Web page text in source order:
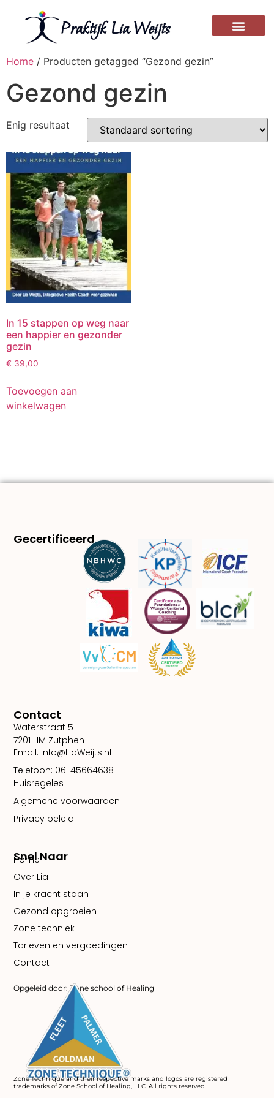
Home / Producten getagged “Gezond gezin”
Gezond gezin
Enig resultaat
In 15 stappen op weg naar
een happier en gezonder
gezin
€ 39,00
Toevoegen aan
winkelwagen
Snel Naar
Home
Over Lia
In je kracht staan
Gezond opgroeien
Zone techniek
Tarieven en vergoedingen
Contact
Opgeleid door: Zone school of Healing
Zone Technique and their respective marks and logos are registered
trademarks of Zone School of Healing, LLC. All rights reserved.
Gecertificeerd
Contact
Waterstraat 5
7201 HM Zutphen
Email: info@LiaWeijts.nl
Telefoon: 06-45664638
Huisregeles
Algemene voorwaarden
Privacy beleid